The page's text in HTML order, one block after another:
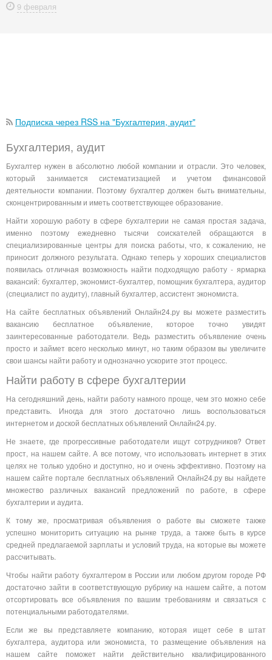
9 февраля
Подписка через RSS на "Бухгалтерия, аудит"
Бухгалтерия, аудит
Бухгалтер нужен в абсолютно любой компании и отрасли. Это человек,
который занимается систематизацией и учетом финансовой
деятельности компании. Поэтому бухгалтер должен быть внимательны,
сконцентрированным и иметь соответствующее образование.
Найти хорошую работу в сфере бухгалтерии не самая простая задача,
именно поэтому ежедневно тысячи соискателей обращаются в
специализированные центры для поиска работы, что, к сожалению, не
приносит должного результата. Однако теперь у хороших специалистов
появилась отличная возможность найти подходящую работу - ярмарка
вакансий: бухгалтер, экономист-бухгалтер, помощник бухгалтера, аудитор
(специалист по аудиту), главный бухгалтер, ассистент экономиста.
На сайте бесплатных объявлений Онлайн24.ру вы можете разместить
вакансию бесплатное объявление, которое точно увидят
заинтересованные работодатели. Ведь разместить объявление очень
просто и займет всего несколько минут, но таким образом вы увеличите
свои шансы найти работу и однозначно ускорите этот процесс.
Найти работу в сфере бухгалтерии
На сегодняшний день, найти работу намного проще, чем это можно себе
представить. Иногда для этого достаточно лишь воспользоваться
интернетом и доской бесплатных объявлений Онлайн24.ру.
Не знаете, где прогрессивные работодатели ищут сотрудников? Ответ
прост, на нашем сайте. А все потому, что использовать интернет в этих
целях не только удобно и доступно, но и очень эффективно. Поэтому на
нашем сайте портале бесплатных объявлений Онлайн24.ру вы найдете
множество различных вакансий предложений по работе, в сфере
бухгалтерии и аудита.
К тому же, просматривая объявления о работе вы сможете также
успешно мониторить ситуацию на рынке труда, а также быть в курсе
средней предлагаемой зарплаты и условий труда, на которые вы можете
рассчитывать.
Чтобы найти работу бухгалтером в России или любом другом городе РФ
достаточно зайти в соответствующую рубрику на нашем сайте, а потом
отсортировать все объявления по вашим требованиям и связаться с
потенциальными работодателями.
Если же вы представляете компанию, которая ищет себе в штат
бухгалтера, аудитора или экономиста, то размещение объявления на
нашем сайте поможет найти действительно квалифицированного